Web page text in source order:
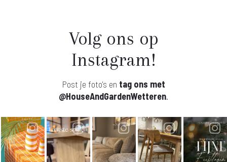
Volg ons op
Instagram!
Post je foto's en tag ons met
@HouseAndGardenWetteren.